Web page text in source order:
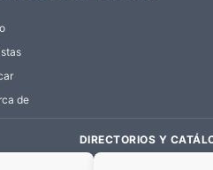
de
DIRECTORIOS Y